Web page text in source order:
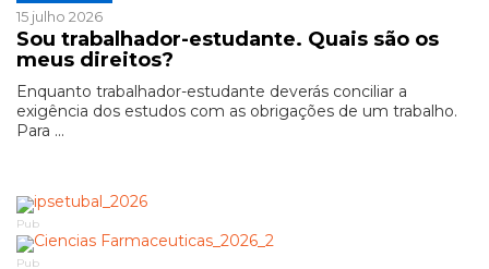
15 julho 2026
Sou trabalhador-estudante. Quais são os
meus direitos?
Enquanto trabalhador-estudante deverás conciliar a
exigência dos estudos com as obrigações de um trabalho.
Para ...
Pub
Pub